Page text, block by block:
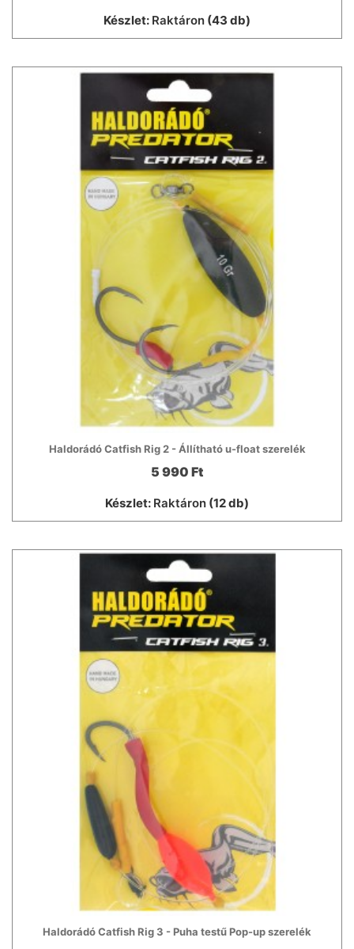
Készlet: Raktáron (43 db)
Haldorádó Catfish Rig 2 - Állítható u-float szerelék
5 990 Ft
Készlet: Raktáron (12 db)
Haldorádó Catfish Rig 3 - Puha testű Pop-up szerelék